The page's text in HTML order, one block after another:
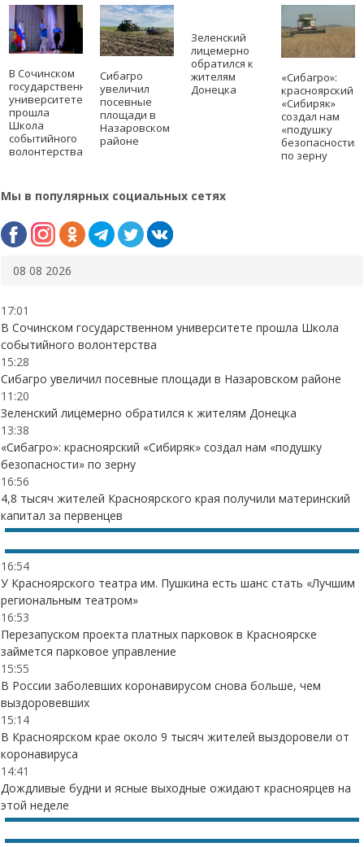
В Сочинском
государственном
университете
прошла
Школа
событийного
волонтерства
Сибагро
увеличил
посевные
площади в
Назаровском
районе
Зеленский
лицемерно
обратился к
жителям
Донецка
«Сибагро»:
красноярский
«Сибиряк»
создал нам
«подушку
безопасности»
по зерну
Мы в популярных социальных сетях
08 08 2026
17:01
В Сочинском государственном университете прошла Школа
событийного волонтерства
15:28
Сибагро увеличил посевные площади в Назаровском районе
11:20
Зеленский лицемерно обратился к жителям Донецка
13:38
«Сибагро»: красноярский «Сибиряк» создал нам «подушку
безопасности» по зерну
16:56
4,8 тысяч жителей Красноярского края получили материнский
капитал за первенцев
16:54
У Красноярского театра им. Пушкина есть шанс стать «Лучшим
региональным театром»
16:53
Перезапуском проекта платных парковок в Красноярске
займется парковое управление
15:55
В России заболевших коронавирусом снова больше, чем
выздоровевших
15:14
В Красноярском крае около 9 тысяч жителей выздоровели от
коронавируса
14:41
Дождливые будни и ясные выходные ожидают красноярцев на
этой неделе